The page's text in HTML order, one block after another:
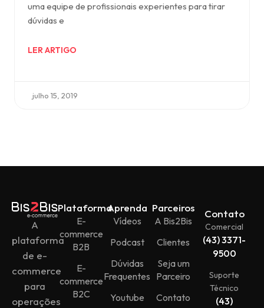
uma equipe de profissionais experientes para tirar
dúvidas e
LER ARTIGO
julho 15, 2019
A
plataforma
de e-
commerce
para
operações
Plataforma
E-
commerce
B2B
E-
commerce
B2C
Aprenda
Vídeos
Podcast
Dúvidas
Frequentes
Youtube
Parceiros
A Bis2Bis
Clientes
Seja um
Parceiro
Contato
Contato
Comercial
(43) 3371-
9500
Suporte
Técnico
(43)